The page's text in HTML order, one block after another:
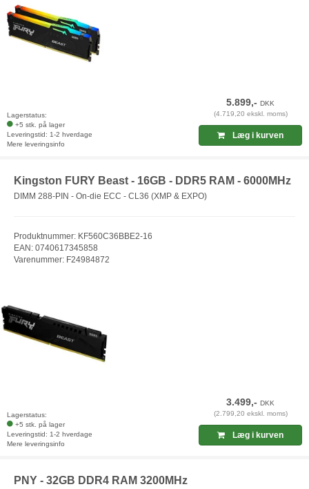
Lagerstatus:
+5 stk. på lager
Leveringstid: 1-2 hverdage
Mere leveringsinfo
5.899,-DKK
(4.719,20 ekskl. moms)
Læg i kurven
Kingston FURY Beast - 16GB - DDR5 RAM - 6000MHz
DIMM 288-PIN - On-die ECC - CL36 (XMP & EXPO)
Produktnummer: KF560C36BBE2-16
EAN: 0740617345858
Varenummer: F24984872
Lagerstatus:
+5 stk. på lager
Leveringstid: 1-2 hverdage
Mere leveringsinfo
3.499,-DKK
(2.799,20 ekskl. moms)
Læg i kurven
PNY - 32GB DDR4 RAM 3200MHz